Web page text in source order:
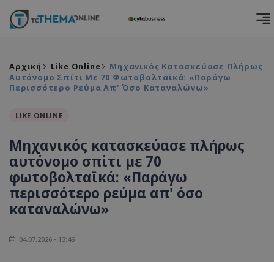
Αρχική Like Online
Μηχανικός Κατασκεύασε Πλήρως
Αυτόνομο Σπίτι Με 70 Φωτοβολταϊκά: «Παράγω
Περισσότερο Ρεύμα Απ' Όσο Καταναλώνω»
LIKE ONLINE
Μηχανικός κατασκεύασε πλήρως
αυτόνομο σπίτι με 70
φωτοβολταϊκά: «Παράγω
περισσότερο ρεύμα απ' όσο
καταναλώνω»
04.07.2026 - 13:46